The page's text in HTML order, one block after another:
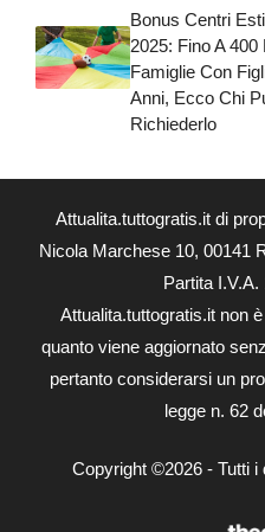
Bonus Centri
2025: Fino A
Famiglie Con
Anni, Ecco Chi
Richiederlo
Attualita.tuttogratis.it di
Nicola Marchese 10, 00141
Partita I.V.A.
Attualita.tuttogratis.it non
quanto viene aggiornato
pertanto considerarsi un
legge n. 62
Copyright ©2026 - Tutti i